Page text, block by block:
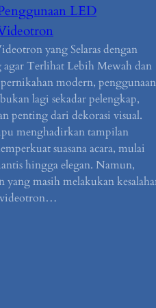
LED
yang Selaras dengan
Terlihat Lebih Mewah dan
modern, penggunaan
lagi sekadar pelengkap,
penting dari dekorasi visual.
menghadirkan tampilan
suasana acara, mulai
hingga elegan. Namun,
yang masih melakukan